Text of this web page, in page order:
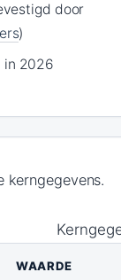
door
)
in 2026
kerngegevens.
WAARDE